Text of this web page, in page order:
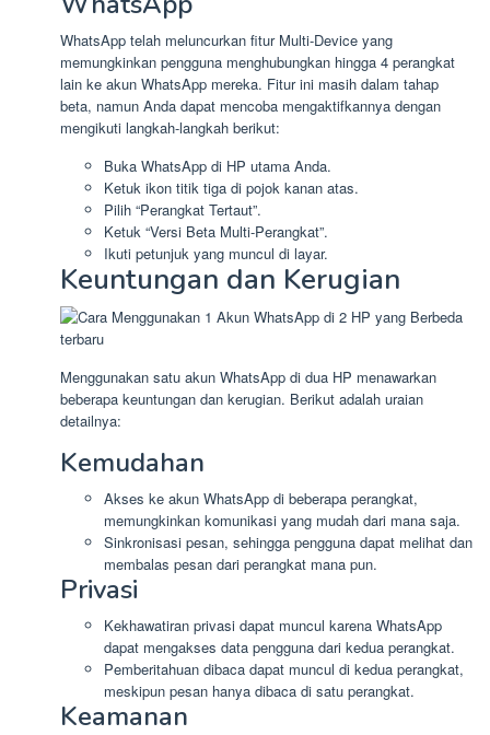
WhatsApp telah meluncurkan fitur Multi-Device yang
memungkinkan pengguna menghubungkan hingga 4 perangkat
lain ke akun WhatsApp mereka. Fitur ini masih dalam tahap
beta, namun Anda dapat mencoba mengaktifkannya dengan
mengikuti langkah-langkah berikut:
Buka WhatsApp di HP utama Anda.
Ketuk ikon titik tiga di pojok kanan atas.
Pilih “Perangkat Tertaut”.
Ketuk “Versi Beta Multi-Perangkat”.
Ikuti petunjuk yang muncul di layar.
Keuntungan dan Kerugian
Menggunakan satu akun WhatsApp di dua HP menawarkan
beberapa keuntungan dan kerugian. Berikut adalah uraian
detailnya:
Kemudahan
Akses ke akun WhatsApp di beberapa perangkat,
memungkinkan komunikasi yang mudah dari mana saja.
Sinkronisasi pesan, sehingga pengguna dapat melihat dan
membalas pesan dari perangkat mana pun.
Privasi
Kekhawatiran privasi dapat muncul karena WhatsApp
dapat mengakses data pengguna dari kedua perangkat.
Pemberitahuan dibaca dapat muncul di kedua perangkat,
meskipun pesan hanya dibaca di satu perangkat.
Keamanan